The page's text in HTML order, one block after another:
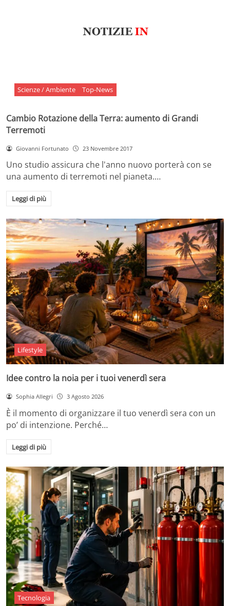
Scienze / Ambiente Top-News
Cambio Rotazione della Terra: aumento di Grandi
Terremoti
Giovanni Fortunato 23 Novembre 2017
Uno studio assicura che l'anno nuovo porterà con se
una aumento di terremoti nel pianeta.…
Leggi di più
Lifestyle
Idee contro la noia per i tuoi venerdì sera
Sophia Allegri 3 Agosto 2026
È il momento di organizzare il tuo venerdì sera con un
po’ di intenzione. Perché…
Leggi di più
Tecnologia